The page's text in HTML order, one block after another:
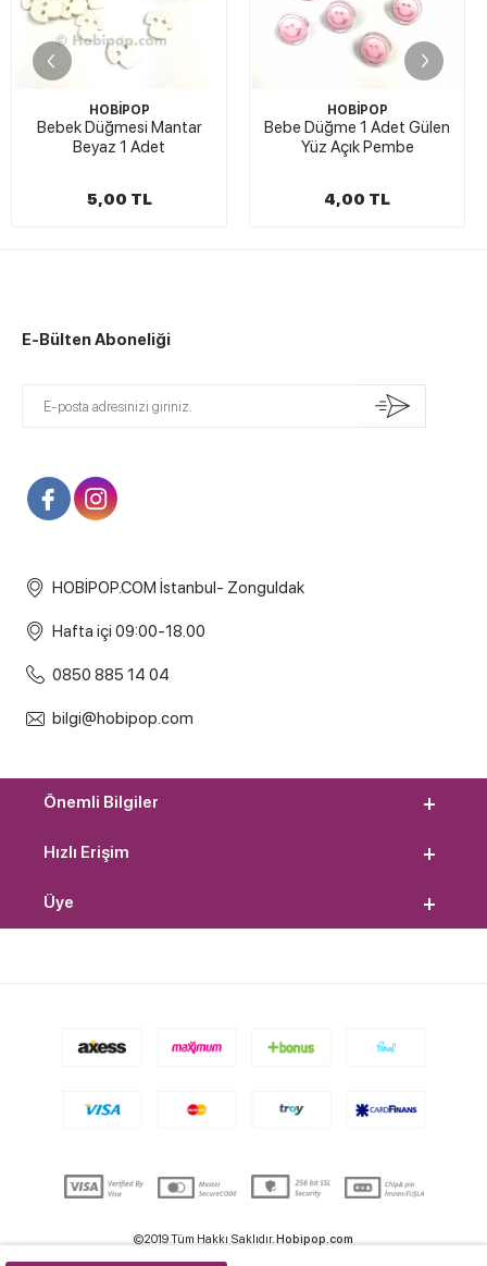
HOBİPOP
Bebek Düğmesi Mantar
Beyaz 1 Adet
5,00 TL
HOBİPOP
Bebe Düğme 1 Adet Gülen
Yüz Açık Pembe
4,00 TL
E-Bülten Aboneliği
HOBİPOP.COM İstanbul- Zonguldak
Hafta içi 09:00-18.00
0850 885 14 04
bilgi@hobipop.com
Önemli Bilgiler
Hızlı Erişim
Üye
©2019 Tüm Hakkı Saklıdır.Hobipop.com